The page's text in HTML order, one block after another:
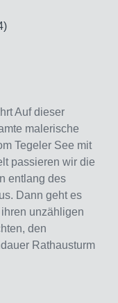
Auf dieser
malerische
Tegeler See mit
passieren wir die
entlang des
Dann geht es
unzähligen
den
Rathausturm